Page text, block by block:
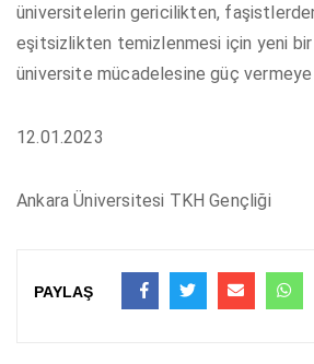
üniversitelerin gericilikten,
eşitsizlikten temizlenmesi için yeni
üniversite mücadelesine güç vermeye
12.01.2023
Ankara Üniversitesi TKH Gençliği
PAYLAŞ